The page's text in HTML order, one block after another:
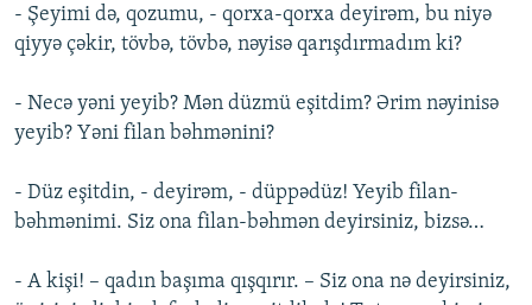
- Şeyimi də, qozumu, - qorxa-qorxa deyirəm, bu niyə
qiyyə çəkir, tövbə, tövbə, nəyisə qarışdırmadım ki?
- Necə yəni yeyib? Mən düzmü eşitdim? Ərim nəyinisə
yeyib? Yəni filan bəhmənini?
- Düz eşitdin, - deyirəm, - düppədüz! Yeyib filan-
bəhmənimi. Siz ona filan-bəhmən deyirsiniz, bizsə…
- A kişi! – qadın başıma qışqırır. – Siz ona nə deyirsiniz,